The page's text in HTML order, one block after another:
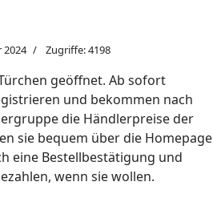
2024 Zugriffe: 4198
geöffnet. Ab sofort
und bekommen nach
die Händlerpreise der
sie bequem über die Homepage
eine Bestellbestätigung und
wenn sie wollen.